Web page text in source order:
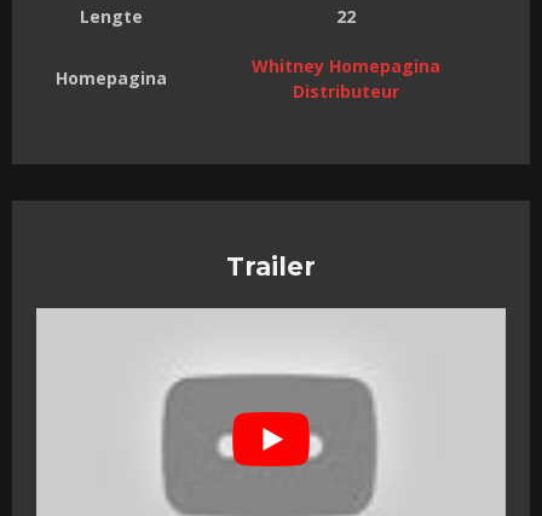
Lengte 22
Homepagina
Whitney Homepagina
Distributeur
Trailer